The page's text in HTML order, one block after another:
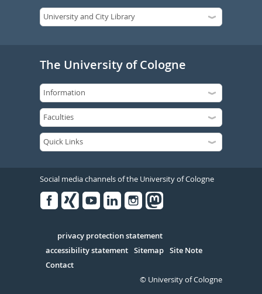
The University of Cologne
Social media channels of the University of Cologne
Serivce
privacy protection statement
accessibility statement Sitemap Site Note
Contact
© University of Cologne